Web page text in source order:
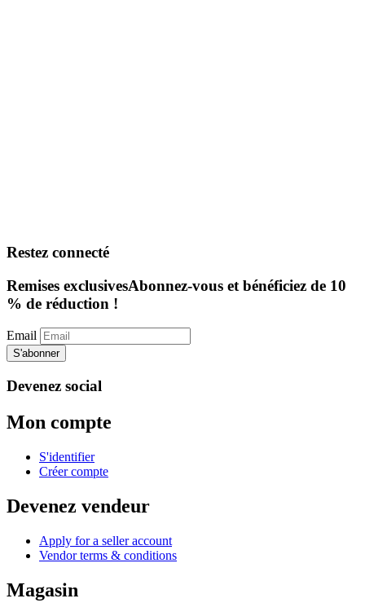
Restez connecté
Remises exclusivesAbonnez-vous et bénéficiez de 10
% de réduction !
Email
S'abonner
Devenez social
Mon compte
S'identifier
Créer compte
Devenez vendeur
Apply for a seller account
Vendor terms & conditions
Magasin